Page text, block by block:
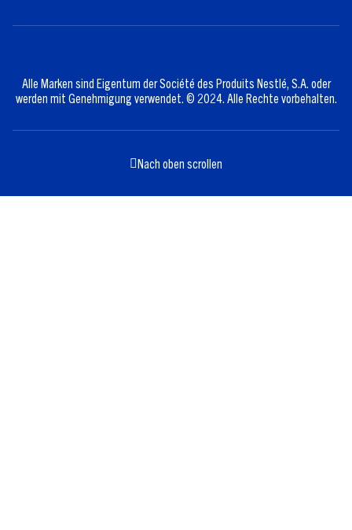
Alle Marken sind Eigentum der Société des Produits Nestlé, S.A. oder
werden mit Genehmigung verwendet. © 2024. Alle Rechte vorbehalten.
Nach oben scrollen